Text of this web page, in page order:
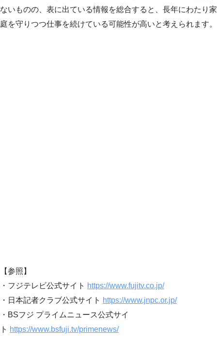
ないものの、表に出ている情報を総合すると、長年にわたり家
庭を守りつつ仕事を続けている可能性が高いと考えられます。
【参照】
・フジテレビ公式サイト https://www.fujitv.co.jp/
・日本記者クラブ公式サイト https://www.jnpc.or.jp/
・BSフジ プライムニュース公式サイ
ト https://www.bsfuji.tv/primenews/